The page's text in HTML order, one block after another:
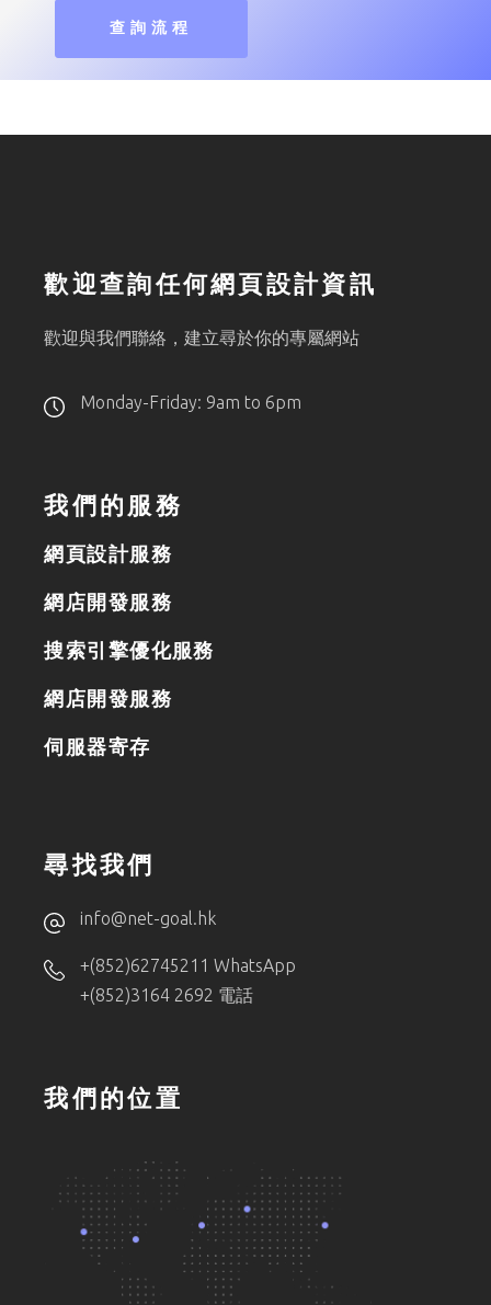
查詢流程
歡迎查詢任何網頁設計資訊
歡迎與我們聯絡，建立尋於你的專屬網站
Monday-Friday: 9am to 6pm
我們的服務
網頁設計服務
網店開發服務
搜索引擎優化服務
網店開發服務
伺服器寄存
尋找我們
info@net-goal.hk
+(852)62745211 WhatsApp
+(852)3164 2692 電話
我們的位置